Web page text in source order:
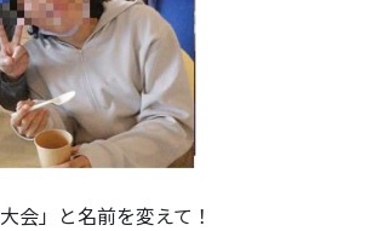
会」と名前を変えて！